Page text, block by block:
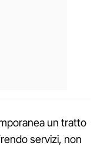
un tratto
servizi, non